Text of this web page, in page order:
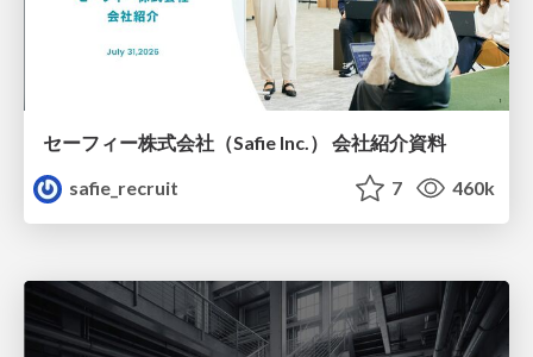
セーフィー株式会社（Safie Inc.） 会社紹介資料
safie_recruit
7 460k